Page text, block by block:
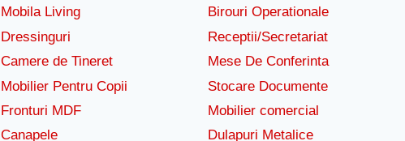
Mobila Living
Dressinguri
Camere de Tineret
Mobilier Pentru Copii
Fronturi MDF
Canapele
Birouri Operationale
Receptii/Secretariat
Mese De Conferinta
Stocare Documente
Mobilier comercial
Dulapuri Metalice